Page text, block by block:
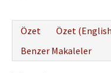
Özet
Özet
Benzer Makaleler